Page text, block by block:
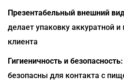
Презентабельный внешний
делает упаковку аккуратной
клиента
Гигиеничность и безопасность:
безопасны для контакта с